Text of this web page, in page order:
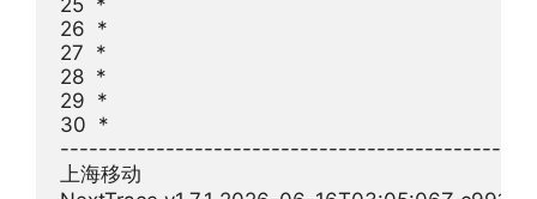
26  *
27  *
28  *
29  *
30  *
上海移动